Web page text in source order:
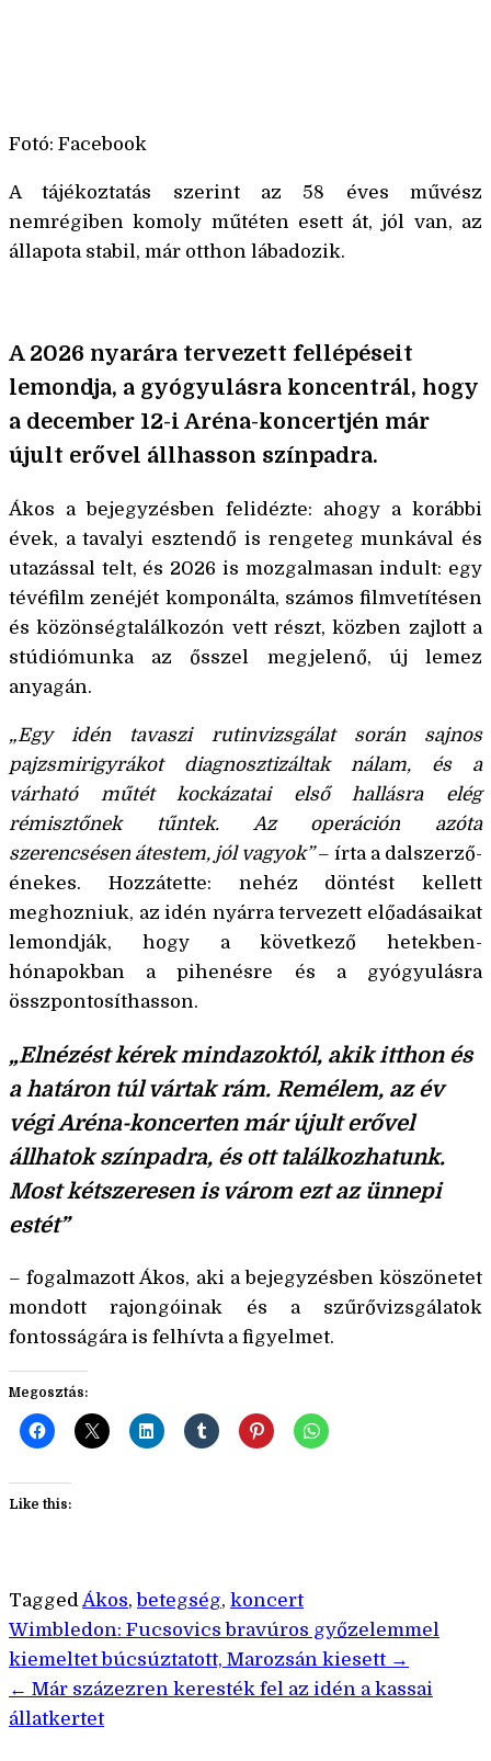
Fotó: Facebook
A tájékoztatás szerint az 58 éves művész
nemrégiben komoly műtéten esett át, jól van, az
állapota stabil, már otthon lábadozik.
A 2026 nyarára tervezett fellépéseit
lemondja, a gyógyulásra koncentrál, hogy
a december 12-i Aréna-koncertjén már
újult erővel állhasson színpadra.
Ákos a bejegyzésben felidézte: ahogy a korábbi
évek, a tavalyi esztendő is rengeteg munkával és
utazással telt, és 2026 is mozgalmasan indult: egy
tévéfilm zenéjét komponálta, számos filmvetítésen
és közönségtalálkozón vett részt, közben zajlott a
stúdiómunka az ősszel megjelenő, új lemez
anyagán.
„Egy idén tavaszi rutinvizsgálat során sajnos
pajzsmirigyrákot diagnosztizáltak nálam, és a
várható műtét kockázatai első hallásra elég
rémisztőnek tűntek. Az operáción azóta
szerencsésen átestem, jól vagyok”– írta a dalszerző-
énekes. Hozzátette: nehéz döntést kellett
meghozniuk, az idén nyárra tervezett előadásaikat
lemondják, hogy a következő hetekben-
hónapokban a pihenésre és a gyógyulásra
összpontosíthasson.
„Elnézést kérek mindazoktól, akik itthon és
a határon túl vártak rám. Remélem, az év
végi Aréna-koncerten már újult erővel
állhatok színpadra, és ott találkozhatunk.
Most kétszeresen is várom ezt az ünnepi
estét”
– fogalmazott Ákos, aki a bejegyzésben köszönetet
mondott rajongóinak és a szűrővizsgálatok
fontosságára is felhívta a figyelmet.
Megosztás:
Like this:
TaggedÁkos, betegség, koncert
Bejegyzés
navigáció
Wimbledon: Fucsovics bravúros győzelemmel
kiemeltet búcsúztatott, Marozsán kiesett →
← Már százezren keresték fel az idén a kassai
állatkertet